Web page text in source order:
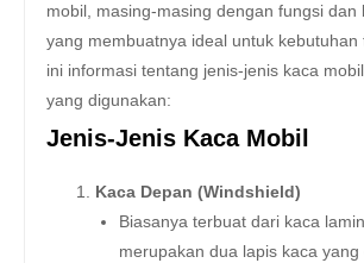
mobil, masing-masing dengan fungsi dan
yang membuatnya ideal untuk kebutuhan
ini informasi tentang jenis-jenis kaca
yang digunakan:
Jenis-Jenis Kaca Mobil
Kaca Depan (Windshield)
Biasanya terbuat dari kaca
merupakan dua lapis kaca yang